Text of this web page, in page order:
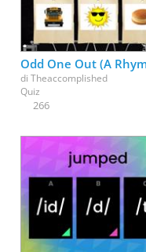
diTheaccomplished
Quiz
266